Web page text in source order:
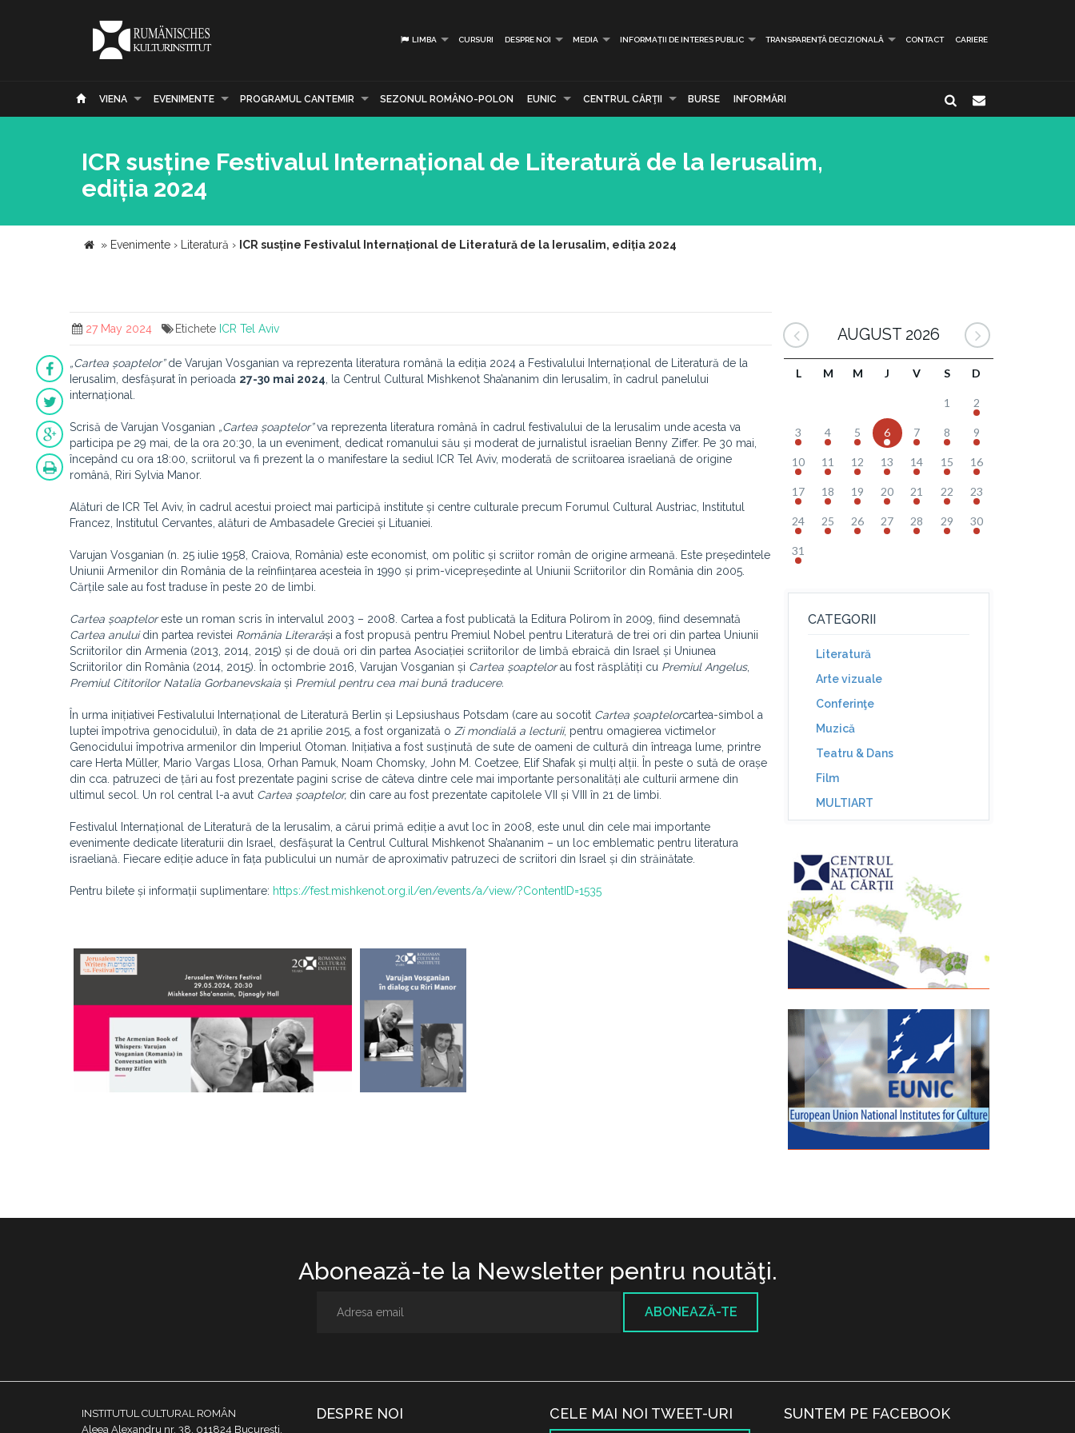
LIMBA CURSURI DESPRE NOI MEDIA INFORMAȚII DE INTERES PUBLIC TRANSPARENȚĂ DECIZIONALĂ CONTACT CARIERE
VIENA EVENIMENTE PROGRAMUL CANTEMIR SEZONUL ROMÂNO-POLON EUNIC CENTRUL CĂRŢII BURSE INFORMĂRI
ICR susține Festivalul Internațional de Literatură de la Ierusalim,
ediția 2024
» Evenimente › Literatură › ICR susține Festivalul Internațional de Literatură de la Ierusalim, ediția 2024
27 May 2024 Etichete ICR Tel Aviv
„Cartea șoaptelor”de Varujan Vosganian va reprezenta literatura română la ediția 2024 a Festivalului Internațional de Literatură de la
Ierusalim, desfășurat în perioada 27-30 mai 2024 , la Centrul Cultural Mishkenot Sha’ananim din Ierusalim, în cadrul panelului
internațional.
Scrisă de Varujan Vosganian „Cartea șoaptelor”va reprezenta literatura română în cadrul festivalului de la Ierusalim unde acesta va
participa pe 29 mai, de la ora 20:30, la un eveniment, dedicat romanului său și moderat de jurnalistul israelian Benny Ziffer. Pe 30 mai,
începând cu ora 18:00, scriitorul va fi prezent la o manifestare la sediul ICR Tel Aviv, moderată de scriitoarea israeliană de origine
română, Riri Sylvia Manor.
Alături de ICR Tel Aviv, în cadrul acestui proiect mai participă institute și centre culturale precum Forumul Cultural Austriac, Institutul
Francez, Institutul Cervantes, alături de Ambasadele Greciei și Lituaniei.
Varujan Vosganian (n. 25 iulie 1958, Craiova, România) este economist, om politic și scriitor român de origine armeană. Este președintele
Uniunii Armenilor din România de la reînființarea acesteia în 1990 și prim-vicepreședinte al Uniunii Scriitorilor din România din 2005.
Cărțile sale au fost traduse în peste 20 de limbi.
Cartea șoapteloreste un roman scris în intervalul 2003 – 2008. Cartea a fost publicată la Editura Polirom în 2009, fiind desemnată
Cartea anuluidin partea revistei România Literarăși a fost propusă pentru Premiul Nobel pentru Literatură de trei ori din partea Uniunii
Scriitorilor din Armenia (2013, 2014, 2015) și de două ori din partea Asociației scriitorilor de limbă ebraică din Israel și Uniunea
Scriitorilor din România (2014, 2015). În octombrie 2016, Varujan Vosganian și Cartea șoaptelorau fost răsplătiți cu Premiul Angelus,
Premiul Cititorilor Natalia Gorbanevskaia și Premiul pentru cea mai bună traducere.
În urma inițiativei Festivalului Internațional de Literatură Berlin și Lepsiushaus Potsdam (care au socotit Cartea șoaptelorcartea-simbol a
luptei împotriva genocidului), în data de 21 aprilie 2015, a fost organizată o Zi mondială a lecturii, pentru omagierea victimelor
Genocidului împotriva armenilor din Imperiul Otoman. Inițiativa a fost susținută de sute de oameni de cultură din întreaga lume, printre
care Herta Müller, Mario Vargas Llosa, Orhan Pamuk, Noam Chomsky, John M. Coetzee, Elif Shafak și mulți alții. În peste o sută de orașe
din cca. patruzeci de țări au fost prezentate pagini scrise de câteva dintre cele mai importante personalități ale culturii armene din
ultimul secol. Un rol central l-a avut Cartea șoaptelor, din care au fost prezentate capitolele VII și VIII în 21 de limbi.
Festivalul Internațional de Literatură de la Ierusalim, a cărui primă ediție a avut loc în 2008, este unul din cele mai importante
evenimente dedicate literaturii din Israel, desfășurat la Centrul Cultural Mishkenot Sha’ananim – un loc emblematic pentru literatura
israeliană. Fiecare ediție aduce în fața publicului un număr de aproximativ patruzeci de scriitori din Israel și din străinătate.
Pentru bilete și informații suplimentare: https://fest.mishkenot.org.il/en/events/a/view/?ContentID=1535
AUGUST 2026
L M M J V S D
1 2
3 4 5 6 7 8 9
10 11 12 13 14 15 16
17 18 19 20 21 22 23
24 25 26 27 28 29 30
31
CATEGORII
Literatură
Arte vizuale
Conferinţe
Muzică
Teatru & Dans
Film
MULTIART
Abonează-te la Newsletter pentru noutăţi.
ABONEAZĂ-TE
INSTITUTUL CULTURAL ROMÂN
Aleea Alexandru nr. 38, 011824 București,
DESPRE NOI CELE MAI NOI TWEET-URI SUNTEM PE FACEBOOK